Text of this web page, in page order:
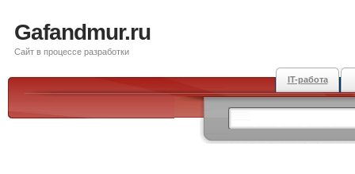
Gafandmur.ru
Сайт в процессе разработки
IT-работа